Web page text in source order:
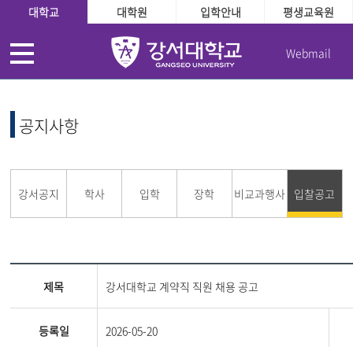
대학교 대학원 입학안내 평생교육원
Webmail
공지사항
강서공지 학사 입학 장학 비교과행사 입찰공고
제목 강서대학교 계약직 직원 채용 공고
등록일 2026-05-20